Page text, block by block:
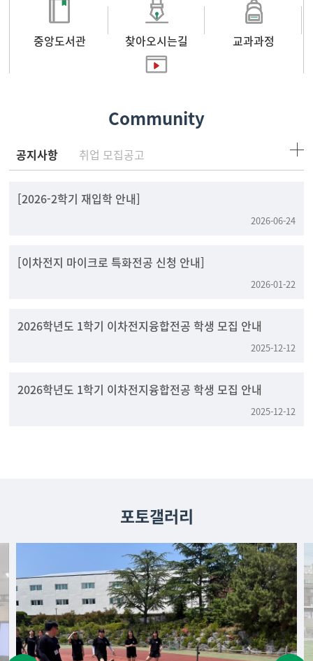
중앙도서관 찾아오시는길 교과과정
Community
공지사항 취업 모집공고
[2026-2학기 재입학 안내]
2026-06-24
[이차전지 마이크로 특화전공 신청 안내]
2026-01-22
2026학년도 1학기 이차전지융합전공 학생 모집 안내
2025-12-12
2026학년도 1학기 이차전지융합전공 학생 모집 안내
2025-12-12
포토갤러리